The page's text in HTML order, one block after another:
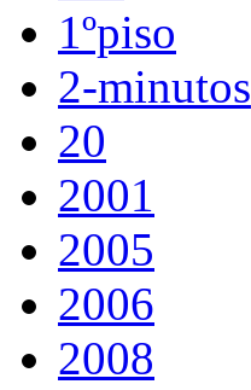
1ºpiso
2-minutos
20
2001
2005
2006
2008